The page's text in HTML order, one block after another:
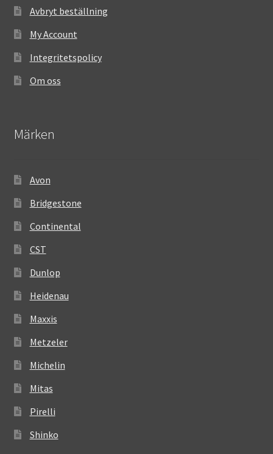
Avbryt beställning
My Account
Integritetspolicy
Om oss
Märken
Avon
Bridgestone
Continental
CST
Dunlop
Heidenau
Maxxis
Metzeler
Michelin
Mitas
Pirelli
Shinko